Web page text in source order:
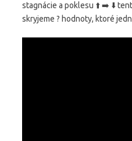
stagnácie a poklesu ⬆️ ➡️ ⬇️
skryjeme ? hodnoty, ktoré